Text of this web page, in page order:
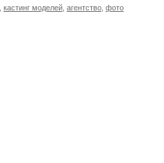
кастинг моделей агентство фото